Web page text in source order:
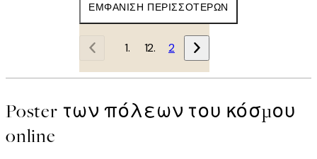
ΕΜΦΆΝΙΣΗ ΠΕΡΙΣΣΌΤΕΡΩΝ
1 2
Poster των πόλεων του κόσμου
online